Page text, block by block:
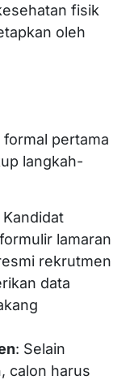
fisik
oleh
pertama
langkah-
Kandidat
lamaran
rekrutmen
data
: Selain
calon harus